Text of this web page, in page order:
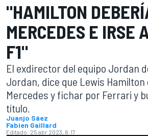
"HAMILTON
MERCEDES E IRSE
F1"
El exdirector del equipo Jordan
Jordan, dice que Lewis
Mercedes y fichar por Ferrari y
título.
Juanjo Sáez
Fabien Gaillard
Editado: 25 abr 2023, 6:17